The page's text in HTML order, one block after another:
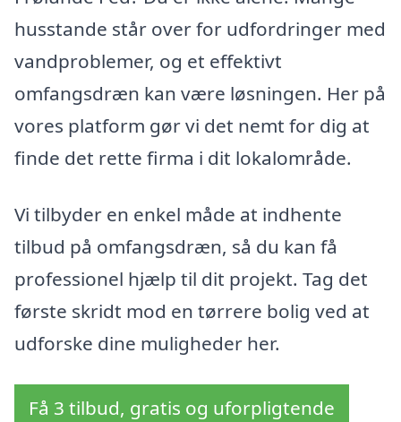
husstande står over for udfordringer med
vandproblemer, og et effektivt
omfangsdræn kan være løsningen. Her på
vores platform gør vi det nemt for dig at
finde det rette firma i dit lokalområde.
Vi tilbyder en enkel måde at indhente
tilbud på omfangsdræn, så du kan få
professionel hjælp til dit projekt. Tag det
første skridt mod en tørrere bolig ved at
udforske dine muligheder her.
Få 3 tilbud, gratis og uforpligtende